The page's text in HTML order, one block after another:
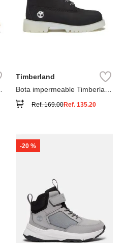
Timberland
Bota impermeable Timberland
Ref.169.00Ref. 135.20
-20 %